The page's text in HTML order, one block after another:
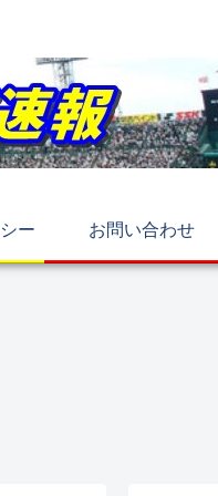
ー お問い合わせ